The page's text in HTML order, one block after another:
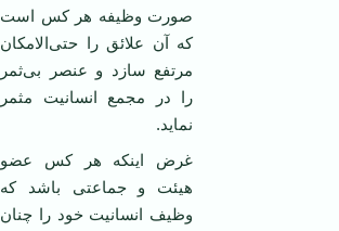
صورت وظیفه هر کس است
که آن علائق را حتی‌الامکان
مرتفع سازد و عنصر بی‌ثمر
را در مجمع انسانیت مثمر
نماید.
غرض اینکه هر کس عضو
هیئت و جماعتی باشد که
وظیف انسانیت خود را چنان